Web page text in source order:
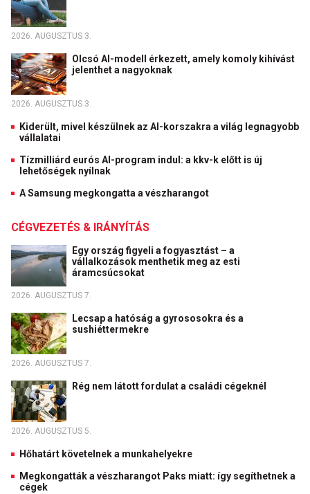
2026. AUGUSZTUS 3.
Olcsó AI-modell érkezett, amely komoly kihívást
jelenthet a nagyoknak
2026. AUGUSZTUS 3.
Kiderült, mivel készülnek az AI-korszakra a világ legnagyobb
vállalatai
Tízmilliárd eurós AI-program indul: a kkv-k előtt is új
lehetőségek nyílnak
A Samsung megkongatta a vészharangot
CÉGVEZETÉS & IRÁNYÍTÁS
Egy ország figyeli a fogyasztást – a
vállalkozások menthetik meg az esti
áramcsúcsokat
2026. AUGUSZTUS 7.
Lecsap a hatóság a gyrososokra és a
sushiéttermekre
2026. AUGUSZTUS 7.
Rég nem látott fordulat a családi cégeknél
2026. AUGUSZTUS 5.
Hőhatárt követelnek a munkahelyekre
Megkongatták a vészharangot Paks miatt: így segíthetnek a
cégek